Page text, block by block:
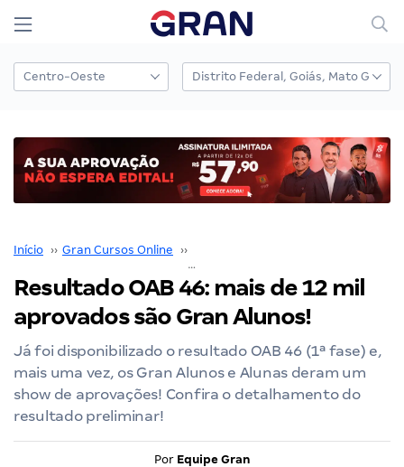
Início ›› Gran Cursos Online ››
Resultado OAB 46: mais de 12 mil
aprovados são Gran Alunos!
Já foi disponibilizado o resultado OAB 46 (1ª fase) e,
mais uma vez, os Gran Alunos e Alunas deram um
show de aprovações! Confira o detalhamento do
resultado preliminar!
Por Equipe Gran